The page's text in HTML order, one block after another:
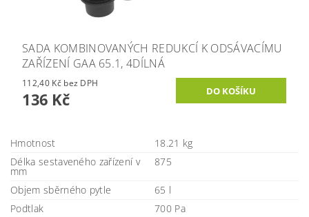
SADA KOMBINOVANÝCH REDUKCÍ K ODSÁVACÍMU
ZAŘÍZENÍ GAA 65.1, 4DÍLNÁ
112,40 Kč bez DPH
136 Kč
Hmotnost
18.21 kg
Délka sestaveného zařízení v
mm
875
Objem sběrného pytle
65 l
Podtlak
700 Pa